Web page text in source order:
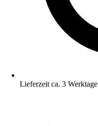
Lieferzeit ca. 3 Werktage